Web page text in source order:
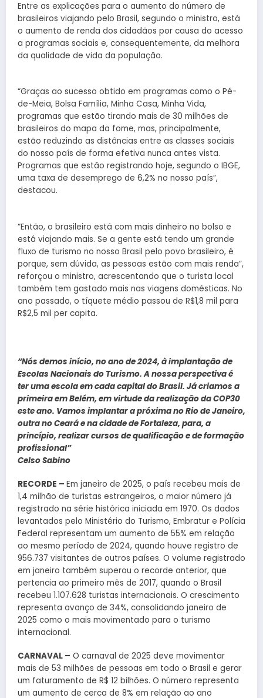
Entre as explicações para o aumento do número de
brasileiros viajando pelo Brasil, segundo o ministro, está
o aumento de renda dos cidadãos por causa do acesso
a programas sociais e, consequentemente, da melhora
da qualidade de vida da população.
“Graças ao sucesso obtido em programas como o Pé-
de-Meia, Bolsa Família, Minha Casa, Minha Vida,
programas que estão tirando mais de 30 milhões de
brasileiros do mapa da fome, mas, principalmente,
estão reduzindo as distâncias entre as classes sociais
do nosso país de forma efetiva nunca antes vista.
Programas que estão registrando hoje, segundo o IBGE,
uma taxa de desemprego de 6,2% no nosso país”,
destacou.
“Então, o brasileiro está com mais dinheiro no bolso e
está viajando mais. Se a gente está tendo um grande
fluxo de turismo no nosso Brasil pelo povo brasileiro, é
porque, sem dúvida, as pessoas estão com mais renda”,
reforçou o ministro, acrescentando que o turista local
também tem gastado mais nas viagens domésticas. No
ano passado, o tíquete médio passou de R$1,8 mil para
R$2,5 mil per capita.
“Nós demos início, no ano de 2024, à implantação de
Escolas Nacionais do Turismo. A nossa perspectiva é
ter uma escola em cada capital do Brasil. Já criamos a
primeira em Belém, em virtude da realização da COP30
este ano. Vamos implantar a próxima no Rio de Janeiro,
outra no Ceará e na cidade de Fortaleza, para, a
princípio, realizar cursos de qualificação e de formação
profissional”
Celso Sabino
RECORDE – Em janeiro de 2025, o país recebeu mais de
1,4 milhão de turistas estrangeiros, o maior número já
registrado na série histórica iniciada em 1970. Os dados
levantados pelo Ministério do Turismo, Embratur e Polícia
Federal representam um aumento de 55% em relação
ao mesmo período de 2024, quando houve registro de
956.737 visitantes de outros países. O volume registrado
em janeiro também superou o recorde anterior, que
pertencia ao primeiro mês de 2017, quando o Brasil
recebeu 1.107.628 turistas internacionais. O crescimento
representa avanço de 34%, consolidando janeiro de
2025 como o mais movimentado para o turismo
internacional.
CARNAVAL – O carnaval de 2025 deve movimentar
mais de 53 milhões de pessoas em todo o Brasil e gerar
um faturamento de R$ 12 bilhões. O número representa
um aumento de cerca de 8% em relação ao ano